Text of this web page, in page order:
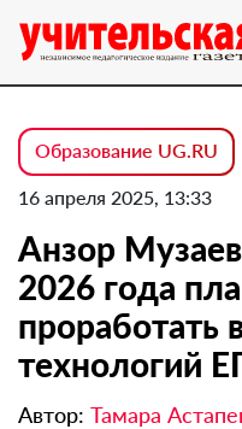
Образование UG.RU
16 апреля 2025, 13:33
Анзор
2026 года
проработать
технологий
Автор: Тамара